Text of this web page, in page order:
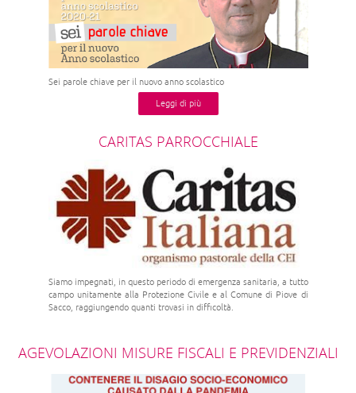
Sei parole chiave per il nuovo anno scolastico
Leggi di più
CARITAS PARROCCHIALE
Siamo impegnati, in questo periodo di emergenza sanitaria, a tutto
campo unitamente alla Protezione Civile e al Comune di Piove di
Sacco, raggiungendo quanti trovasi in difficoltà.
AGEVOLAZIONI MISURE FISCALI E PREVIDENZIALI